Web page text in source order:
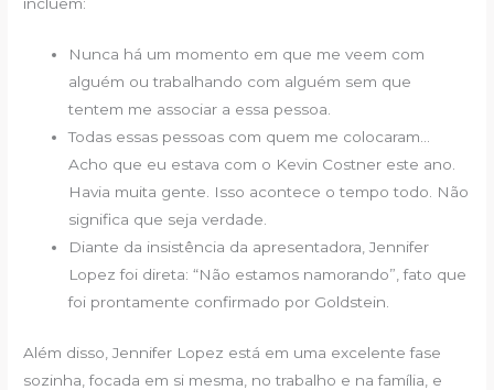
Nunca há um momento em que me veem com
alguém ou trabalhando com alguém sem que
tentem me associar a essa pessoa.
Todas essas pessoas com quem me colocaram…
Acho que eu estava com o Kevin Costner este ano.
Havia muita gente. Isso acontece o tempo todo. Não
significa que seja verdade.
Diante da insistência da apresentadora, Jennifer
Lopez foi direta: “Não estamos namorando”, fato que
foi prontamente confirmado por Goldstein.
Além disso, Jennifer Lopez está em uma excelente fase
sozinha, focada em si mesma, no trabalho e na família, e